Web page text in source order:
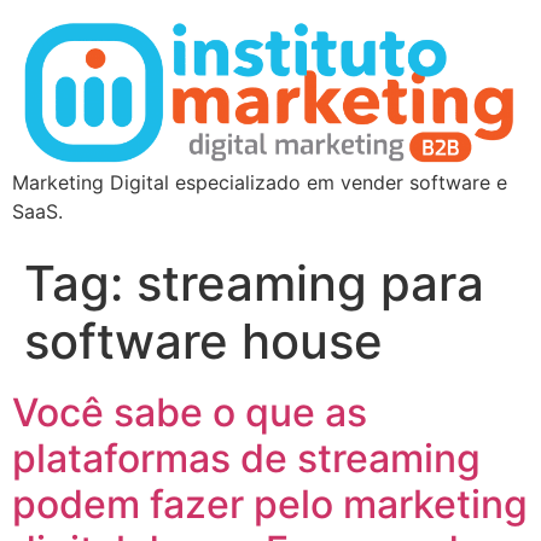
Marketing Digital especializado em vender software e
SaaS.
Tag: streaming para
software house
Você sabe o que as
plataformas de streaming
podem fazer pelo marketing